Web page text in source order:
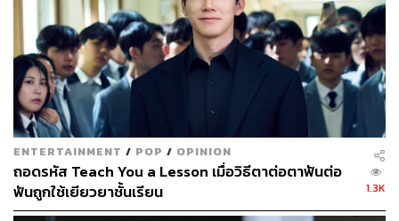
ได้ดีไหม แต่ฉันรู้สึกตื่นเต้นและอารมณ์ในการแสดงของฉัน
ลื่นไหลไปได้เรื่อยๆ จนกว่าผู้กำกับจะสั่งคัตเลยค่ะ”
ENTERTAINMENT / POP / OPINION
ถอดรหัส Teach You a Lesson เมื่อวิธีตาต่อตาฟันต่อ
ฟันถูกใช้เยียวยาชั้นเรียน
1.3K